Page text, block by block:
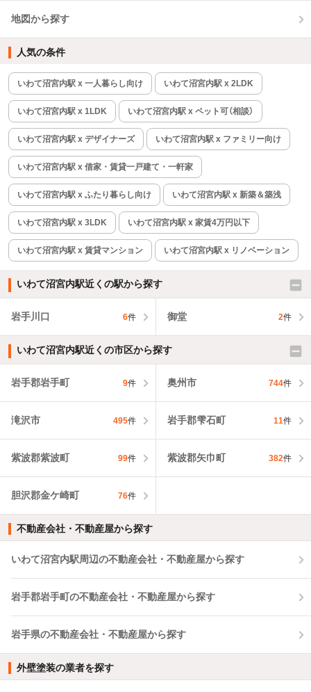
地図から探す
人気の条件
いわて沼宮内駅 x 一人暮らし向け いわて沼宮内駅 x 2LDK
いわて沼宮内駅 x 1LDK いわて沼宮内駅 x ペット可（相談）
いわて沼宮内駅 x デザイナーズ いわて沼宮内駅 x ファミリー向け
いわて沼宮内駅 x 借家・賃貸一戸建て・一軒家
いわて沼宮内駅 x ふたり暮らし向け いわて沼宮内駅 x 新築＆築浅
いわて沼宮内駅 x 3LDK いわて沼宮内駅 x 家賃4万円以下
いわて沼宮内駅 x 賃貸マンション いわて沼宮内駅 x リノベーション
いわて沼宮内駅近くの駅から探す
岩手川口 6件 御堂 2件
いわて沼宮内駅近くの市区から探す
岩手郡岩手町 9件 奥州市 744件
滝沢市 495件 岩手郡雫石町 11件
紫波郡紫波町 99件 紫波郡矢巾町 382件
胆沢郡金ケ崎町 76件
不動産会社・不動産屋から探す
いわて沼宮内駅周辺の不動産会社・不動産屋から探す
岩手郡岩手町の不動産会社・不動産屋から探す
岩手県の不動産会社・不動産屋から探す
外壁塗装の業者を探す